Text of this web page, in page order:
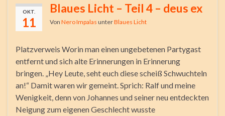
OKT.
11
Blaues Licht – Teil 4 – deus ex
Von Nero Impalas unterBlaues Licht
Platzverweis Worin man einen ungebetenen Partygast
entfernt und sich alte Erinnerungen in Erinnerung
bringen. „Hey Leute, seht euch diese scheiß Schwuchteln
an!“ Damit waren wir gemeint. Sprich: Ralf und meine
Wenigkeit, denn von Johannes und seiner neu entdeckten
Neigung zum eigenen Geschlecht wusste